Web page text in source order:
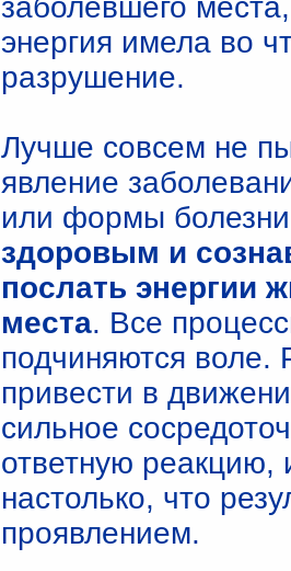
заболевшего
энергия имела во
разрушение.
Лучше совсем не
явление
или формы
здоровым и
послать энергии
места. Все
подчиняются воле.
привести в
сильное
ответную реакцию,
настолько, что
проявлением.